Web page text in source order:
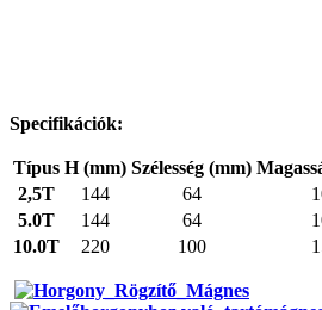
Specifikációk:
Típus H (mm) Szélesség (mm)
2,5T
144 64
5.0T
144 64
10.0T
220 100